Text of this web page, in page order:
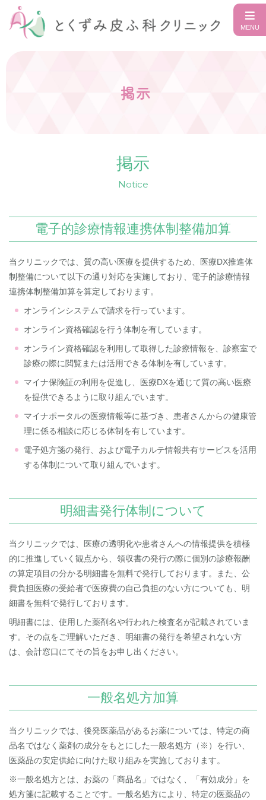
掲示
掲示
Notice
電子的診療情報連携体制整備加算
当クリニックでは、質の高い医療を提供するため、医療DX推進体
制整備について以下の通り対応を実施しており、電子的診療情報
連携体制整備加算を算定しております。
オンラインシステムで請求を行っています。
オンライン資格確認を行う体制を有しています。
オンライン資格確認を利用して取得した診療情報を、診察室で
診療の際に閲覧または活用できる体制を有しています。
マイナ保険証の利用を促進し、医療DXを通じて質の高い医療
を提供できるように取り組んでいます。
マイナポータルの医療情報等に基づき、患者さんからの健康管
理に係る相談に応じる体制を有しています。
電子処方箋の発行、および電子カルテ情報共有サービスを活用
する体制について取り組んでいます。
明細書発行体制について
当クリニックでは、医療の透明化や患者さんへの情報提供を積極
的に推進していく観点から、領収書の発行の際に個別の診療報酬
の算定項目の分かる明細書を無料で発行しております。また、公
費負担医療の受給者で医療費の自己負担のない方についても、明
細書を無料で発行しております。
明細書には、使用した薬剤名や行われた検査名が記載されていま
す。その点をご理解いただき、明細書の発行を希望されない方
は、会計窓口にてその旨をお申し出ください。
一般名処方加算
当クリニックでは、後発医薬品があるお薬については、特定の商
品名ではなく薬剤の成分をもとにした一般名処方（※）を行い、
医薬品の安定供給に向けた取り組みを実施しております。
※一般名処方とは、お薬の「商品名」ではなく、「有効成分」を
処方箋に記載することです。一般名処方により、特定の医薬品の